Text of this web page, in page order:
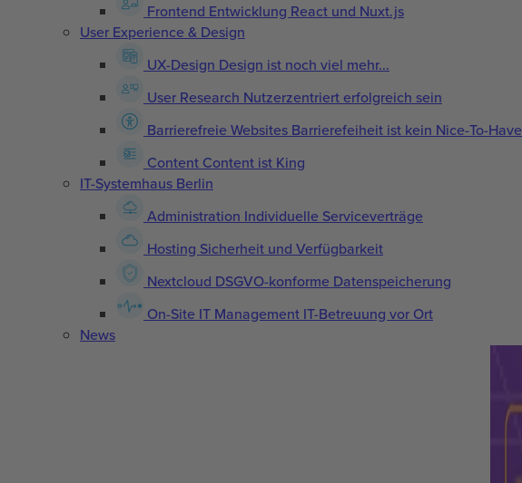
Frontend Entwicklung React und Nuxt.js
User Experience & Design
UX-Design Design ist noch viel mehr...
User Research Nutzerzentriert erfolgreich sein
Barrierefreie Websites Barrierefeiheit ist kein Nice-To-Have
Content Content ist King
IT-Systemhaus Berlin
Administration Individuelle Serviceverträge
Hosting Sicherheit und Verfügbarkeit
Nextcloud DSGVO-konforme Datenspeicherung
On-Site IT Management IT-Betreuung vor Ort
News